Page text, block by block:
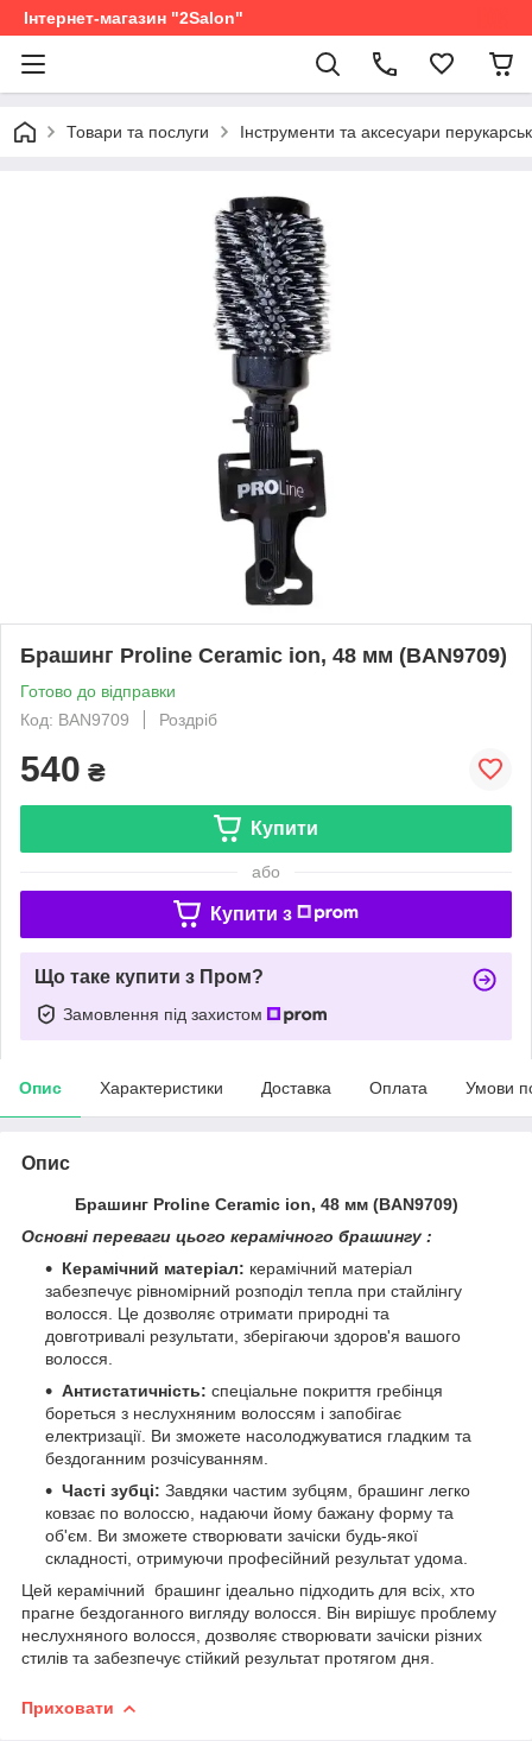
Інтернет-магазин "2Salon"
Товари та послуги Інструменти та аксесуари
Брашинг Proline Ceramic ion, 48 мм (BAN9709)
Готово до відправки
Код: BAN9709
Роздріб
540 ₴
Купити
або
Купити з
Що таке купити з Пром?
Замовлення під захистом
Опис Характеристики Доставка Оплата Умови
Опис
Брашинг Proline Ceramic ion, 48 мм (BAN9709)
Основні переваги цього керамічного брашингу :
Керамічний матеріал: керамічний матеріал
забезпечує рівномірний розподіл тепла при стайлінгу
волосся. Це дозволяє отримати природні та
довготривалі результати, зберігаючи здоров'я вашого
волосся.
Антистатичність: спеціальне покриття гребінця
бореться з неслухняним волоссям і запобігає
електризації. Ви зможете насолоджуватися гладким та
бездоганним розчісуванням.
Часті зубці: Завдяки частим зубцям, брашинг легко
ковзає по волоссю, надаючи йому бажану форму та
об'єм. Ви зможете створювати зачіски будь-якої
складності, отримуючи професійний результат удома.
Цей керамічний брашинг ідеально підходить для всіх, хто
прагне бездоганного вигляду волосся. Він вирішує проблему
неслухняного волосся, дозволяє створювати зачіски різних
стилів та забезпечує стійкий результат протягом дня.
Приховати